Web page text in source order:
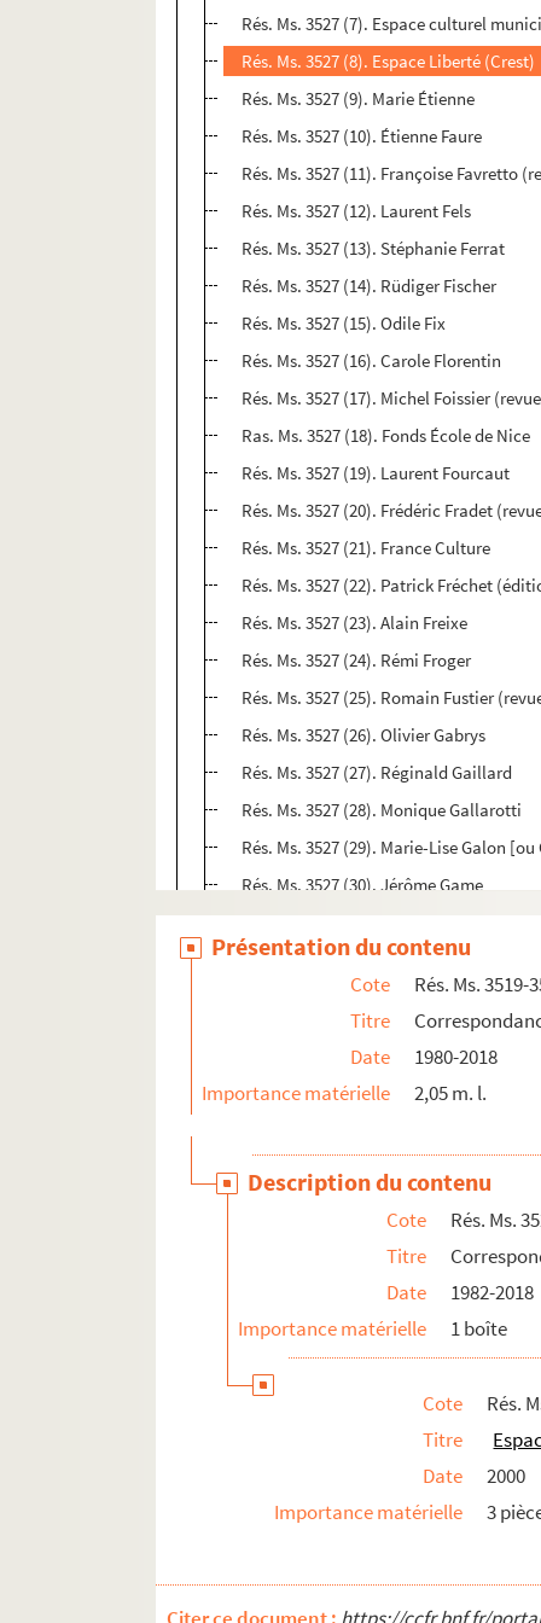
Rés. Ms. 3527 (7). Espace culturel
Rés. Ms. 3527 (8). Espace Liberté (Crest)
Rés. Ms. 3527 (9). Marie Étienne
Rés. Ms. 3527 (10). Étienne Faure
Rés. Ms. 3527 (11). Françoise Favretto
Rés. Ms. 3527 (12). Laurent Fels
Rés. Ms. 3527 (13). Stéphanie Ferrat
Rés. Ms. 3527 (14). Rüdiger Fischer
Rés. Ms. 3527 (15). Odile Fix
Rés. Ms. 3527 (16). Carole Florentin
Rés. Ms. 3527 (17). Michel Foissier
Ras. Ms. 3527 (18). Fonds École de Nice
Rés. Ms. 3527 (19). Laurent Fourcaut
Rés. Ms. 3527 (20). Frédéric Fradet
Rés. Ms. 3527 (21). France Culture
Rés. Ms. 3527 (22). Patrick Fréchet
Rés. Ms. 3527 (23). Alain Freixe
Rés. Ms. 3527 (24). Rémi Froger
Rés. Ms. 3527 (25). Romain Fustier
Rés. Ms. 3527 (26). Olivier Gabrys
Rés. Ms. 3527 (27). Réginald Gaillard
Rés. Ms. 3527 (28). Monique Gallarotti
Rés. Ms. 3527 (29). Marie-Lise Galon [ou
Rés. Ms. 3527 (30). Jérôme Game
Rés. Ms. 3527 (31). Christian Garaud
Rés. Ms. 3527 (32). Jean-Luc Garin
Rés. Ms. 3527 (33). Albane Gellé
Rés. Ms. 3527 (34). Denise Gellini
Rés. Ms. 3530. Correspondance passive
Rés. Ms. 3531. Correspondance passive
Rés. Ms. 3532. Correspondance passive
Rés. Ms. 3533. Correspondance passive
Rés. Ms. 3534. Correspondance passive
Rés. Ms. 3535. Correspondance passive
Rés. Ms. 3536. Correspondance passive
Rés. Ms. 3537. Correspondance passive
Rés. Ms. 3538. Correspondance passive
Rés. Ms. 3539. Correspondance reçue par
Présentation du contenu
Cote
Rés. Ms. 3519-
Titre
Date
1980-2018
Importance matérielle
2,05 m. l.
Description du contenu
Cote
Rés. Ms.
Titre
Date
1982-2018
Importance matérielle
1 boîte
Cote
Rés.
Titre
Date
2000
Importance matérielle
3